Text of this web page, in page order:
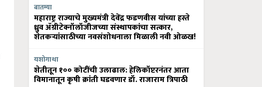
बातम्या
महाराष्ट्र राज्याचे मुख्यमंत्री देवेंद्र फडणवीस यांच्या हस्ते
ध्रुव ॲग्रीटेक्नॉलॉजीजच्या संस्थापकांचा सत्कार,
शेतकऱ्यांसाठीच्या नवसंशोधनाला मिळाली नवी ओळख!
यशोगाथा
शेतीतून १०० कोटींची उलाढाल: हेलिकॉप्टरनंतर आता
विमानातून कृषी क्रांती घडवणार डॉ. राजाराम त्रिपाठी